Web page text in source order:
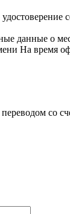
данные о
На время
со